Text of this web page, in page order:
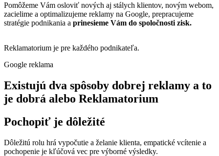
Pomôžeme Vám osloviť nových aj stálych klientov, novým webom,
zacielime a optimalizujeme reklamy na Google, prepracujeme
stratégie podnikania a prinesieme Vám do spoločnosti zisk.
Reklamatorium je pre každého podnikateľa.
Google reklama
Existujú dva spôsoby dobrej reklamy a to
je dobrá alebo Reklamatorium
Pochopiť je dôležité
Dôležitú rolu hrá vypočutie a želanie klienta, empatické vcítenie a
pochopenie je kľúčová vec pre výborné výsledky.